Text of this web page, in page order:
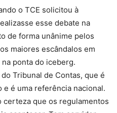
o TCE solicitou à
esse debate na
de forma unânime pelos
maiores escândalos em
ponta do iceberg.
Tribunal de Contas, que é
é uma referência nacional.
certeza que os regulamentos